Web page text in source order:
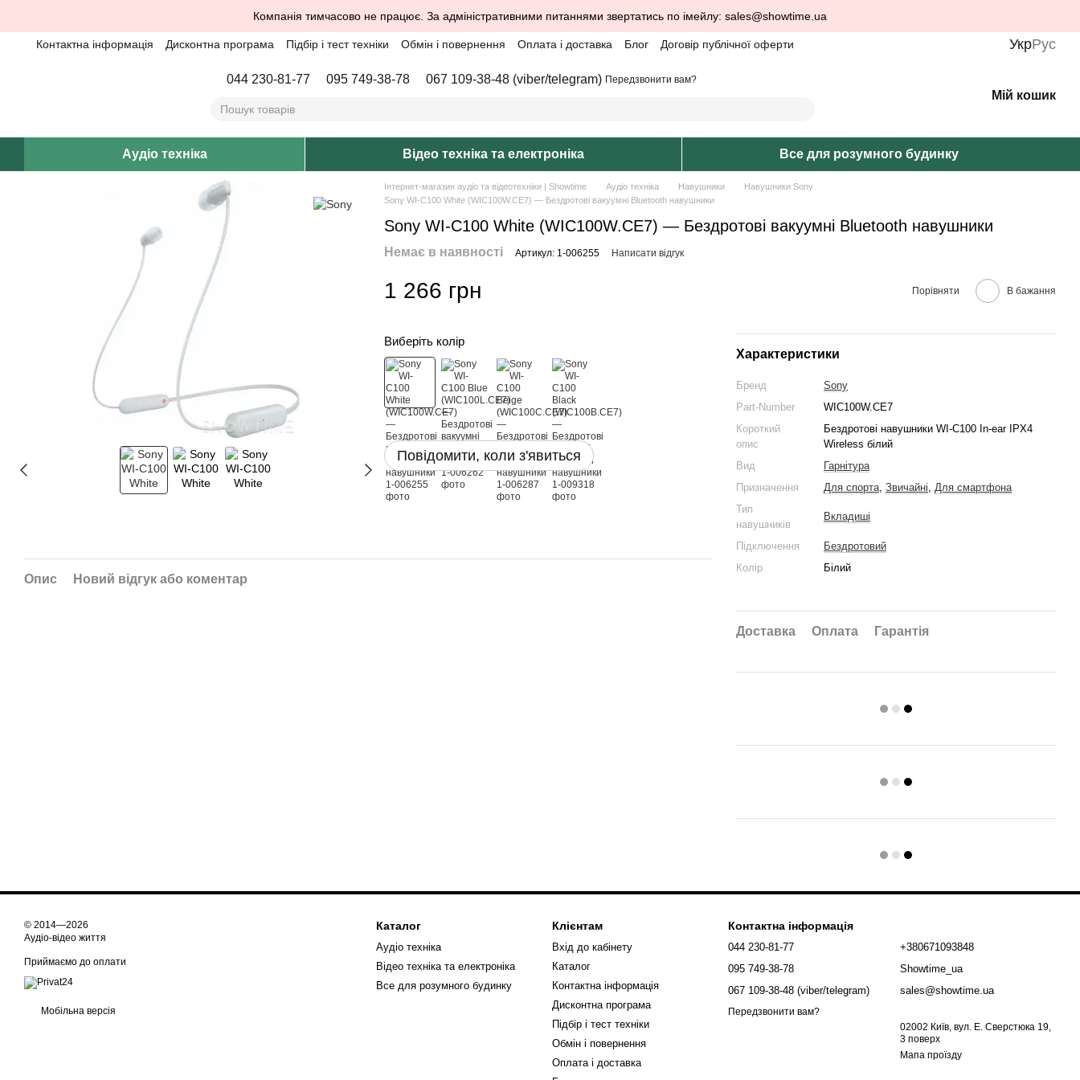
Компанія тимчасово не працює. За адміністративними питаннями звертатись по імейлу: sales@showtime.ua
Контактна інформація Дисконтна програма Підбір і тест техніки Обмін і повернення Оплата і доставка Блог Договір публічної оферти УкрРус
044 230-81-77 095 749-38-78 067 109-38-48 (viber/telegram) Передзвонити вам?
Мій кошик
Аудіо техніка Відео техніка та електроніка Все для розумного будинку
Інтернет-магазин аудіо та відеотехніки | Showtime Аудіо техніка Навушники
Навушники Sony
Sony WI-C100 White (WIC100W.CE7) — Бездротові вакуумні Bluetooth навушники
Sony WI-C100 White (WIC100W.CE7) — Бездротові вакуумні Bluetooth навушники
Немає в наявності Артикул: 1-006255 Написати відгук
1 266 грн Порівняти В бажання
Виберіть колір
Повідомити, коли з'явиться
Характеристики
Бренд
Sony
Part-Number
WIC100W.CE7
Короткий
опис
Бездротові навушники WI-C100 In-ear IPX4
Wireless білий
Вид
Гарнітура
Призначення
Для спорта, Звичайні, Для смартфона
Тип
навушників
Вкладиші
Підключення
Бездротовий
Колір
Білий
Доставка Оплата Гарантія
Опис Новий відгук або коментар
© 2014—2026
Аудіо-відео життя
Приймаємо до оплати
Мобільна версія
Каталог
Аудіо техніка
Відео техніка та електроніка
Все для розумного будинку
Клієнтам
Вхід до кабінету
Каталог
Контактна інформація
Дисконтна програма
Підбір і тест техніки
Обмін і повернення
Оплата і доставка
Контактна інформація
044 230-81-77
095 749-38-78
067 109-38-48 (viber/telegram)
Передзвонити вам?
+380671093848
Showtime_ua
sales@showtime.ua
02002 Київ, вул. Е. Сверстюка 19,
3 поверх
Мапа проїзду